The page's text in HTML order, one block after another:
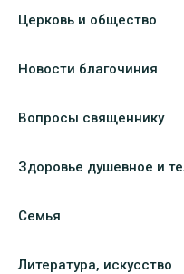
Церковь и общество
Новости благочиния
Вопросы священнику
Здоровье душевное и
Семья
Литература, искуcство